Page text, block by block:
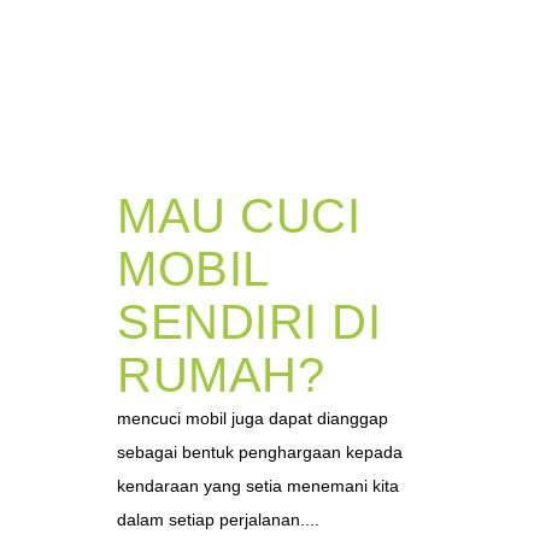
MAU CUCI
MOBIL
SENDIRI DI
RUMAH?
mencuci mobil juga dapat dianggap
sebagai bentuk penghargaan kepada
kendaraan yang setia menemani kita
dalam setiap perjalanan....